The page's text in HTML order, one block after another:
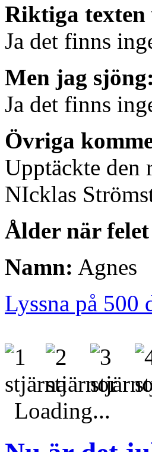
Riktiga texten
Ja det finns
Men jag sjöng:
Ja det finns
Övriga
Upptäckte den
NIcklas
Ålder när
Namn: Agnes
Lyssna på 500
Loading...